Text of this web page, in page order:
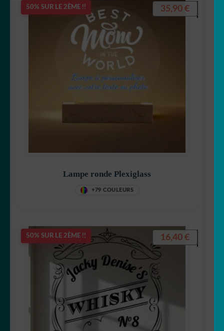
50% SUR LE 2ÈME !!
Lampe ronde Plexiglass
+79 COULEURS
35,90 €
50% SUR LE 2ÈME !! 16,40 €